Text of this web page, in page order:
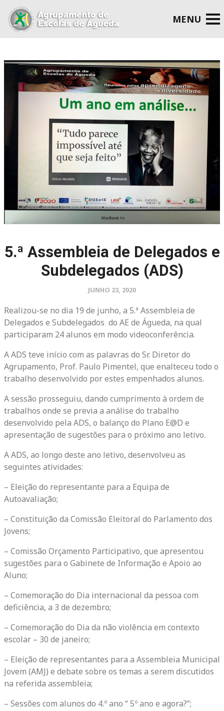
5.ª Assembleia de Delegados e
Subdelegados (ADS)
JUNHO 23, 2020
Realizou-se no dia 19 de junho, a 5.ª Assembleia de
Delegados e Subdelegados do AE de Águeda, na qual
participaram 24 alunos em modo videoconferência.
A ADS teve início com as palavras do Sr. Diretor do
Agrupamento, Prof. Paulo Pimentel, que enalteceu todo o
trabalho desenvolvido por estes empenhados alunos.
A sessão prosseguiu, dando cumprimento à ordem de
trabalhos onde se previa a análise do trabalho
desenvolvido pela ADS, o balanço do Plano E@D e
apresentação de sugestões para o próximo ano letivo.
A ADS, ao longo deste ano letivo, desenvolveu as
seguintes atividades:
– Eleição do representante para a Equipa de
Autoavaliação;
– Constituição da Comissão Eleitoral do Parlamento dos
Jovens;
– Comissão Orçamento Participativo, que apresentou
sugestões para o Gabinete de Informação e Apoio ao
Aluno;
– Comemoração do Dia internacional da pessoa com
deficiência, a 3 de dezembro;
– Comemoração do Dia da não violência em contexto
escolar – 30 de janeiro;
– Eleição de representantes para a Assembleia Municipal
Jovem (AMJ) e debate sobre os temas a serem discutidos
na referida assembleia;
– Sessões com alunos do 4.º ano “ 5º ano e agora?”;